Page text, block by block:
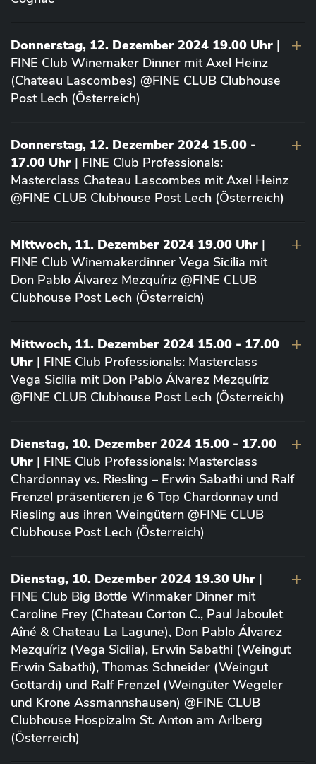
Donnerstag, 12. Dezember 2024 19.00 Uhr |
FINE Club Winemaker Dinner mit Axel Heinz
(Chateau Lascombes) @FINE CLUB Clubhouse
Post Lech (Österreich)
Donnerstag, 12. Dezember 2024 15.00 -
17.00 Uhr | FINE Club Professionals:
Masterclass Chateau Lascombes mit Axel Heinz
@FINE CLUB Clubhouse Post Lech (Österreich)
Mittwoch, 11. Dezember 2024 19.00 Uhr |
FINE Club Winemakerdinner Vega Sicilia mit
Don Pablo Álvarez Mezquíriz @FINE CLUB
Clubhouse Post Lech (Österreich)
Mittwoch, 11. Dezember 2024 15.00 - 17.00
Uhr | FINE Club Professionals: Masterclass
Vega Sicilia mit Don Pablo Álvarez Mezquíriz
@FINE CLUB Clubhouse Post Lech (Österreich)
Dienstag, 10. Dezember 2024 15.00 - 17.00
Uhr | FINE Club Professionals: Masterclass
Chardonnay vs. Riesling – Erwin Sabathi und Ralf
Frenzel präsentieren je 6 Top Chardonnay und
Riesling aus ihren Weingütern @FINE CLUB
Clubhouse Post Lech (Österreich)
Dienstag, 10. Dezember 2024 19.30 Uhr |
FINE Club Big Bottle Winmaker Dinner mit
Caroline Frey (Chateau Corton C., Paul Jaboulet
Aîné & Chateau La Lagune), Don Pablo Álvarez
Mezquíriz (Vega Sicilia), Erwin Sabathi (Weingut
Erwin Sabathi), Thomas Schneider (Weingut
Gottardi) und Ralf Frenzel (Weingüter Wegeler
und Krone Assmannshausen) @FINE CLUB
Clubhouse Hospizalm St. Anton am Arlberg
(Österreich)